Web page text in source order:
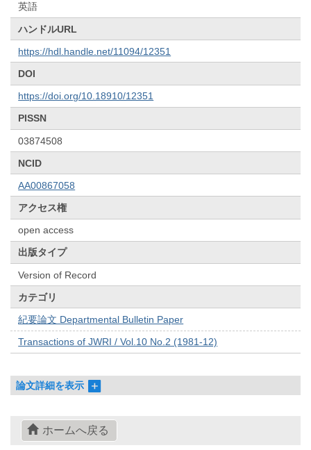
英語
ハンドルURL
https://hdl.handle.net/11094/12351
DOI
https://doi.org/10.18910/12351
PISSN
03874508
NCID
AA00867058
アクセス権
open access
出版タイプ
Version of Record
カテゴリ
紀要論文 Departmental Bulletin Paper
Transactions of JWRI / Vol.10 No.2 (1981-12)
論文詳細を表示
ホームへ戻る